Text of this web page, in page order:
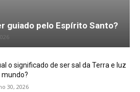
guiado pelo Espírito Santo?
o significado de ser sal da Terra e luz
mundo?
30, 2026